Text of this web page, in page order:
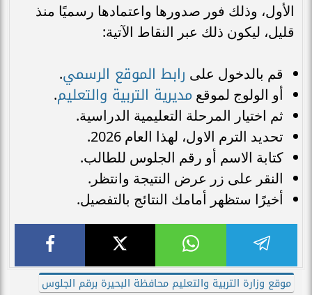
الأول، وذلك فور صدورها واعتمادها رسميًا منذ
قليل، ليكون ذلك عبر النقاط الآتية:
قم بالدخول على رابط الموقع الرسمي.
أو الولوج لموقع مديرية التربية والتعليم.
ثم اختيار المرحلة التعليمية الدراسية.
تحديد الترم الاول، لهذا العام 2026.
كتابة الاسم أو رقم الجلوس للطالب.
النقر على زر عرض النتيجة وانتظر.
أخيرًا ستظهر أمامك النتائج بالتفصيل.
موقع وزارة التربية والتعليم محافظة البحيرة برقم الجلوس